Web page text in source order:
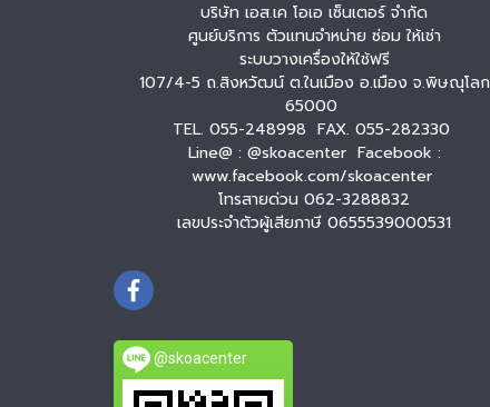
บริษัท เอส.เค โอเอ เซ็นเตอร์ จำกัด
ศูนย์บริการ ตัวแทนจำหน่าย ซ่อม ให้เช่า
ระบบวางเครื่องให้ใช้ฟรี
107/4-5 ถ.สิงหวัฒน์ ต.ในเมือง อ.เมือง จ.พิษณุโลก
65000
TEL. 055-248998 FAX. 055-282330
Line@ : @skoacenter Facebook :
www.facebook.com/skoacenter
โทรสายด่วน 062-3288832
เลขประจำตัวผู้เสียภาษี 0655539000531
@skoacenter